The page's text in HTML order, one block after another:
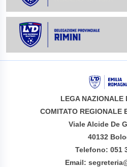
LEGA NAZIONALE
COMITATO REGIONALE
Viale Alcide De
40132
Telefono: 051
Email: